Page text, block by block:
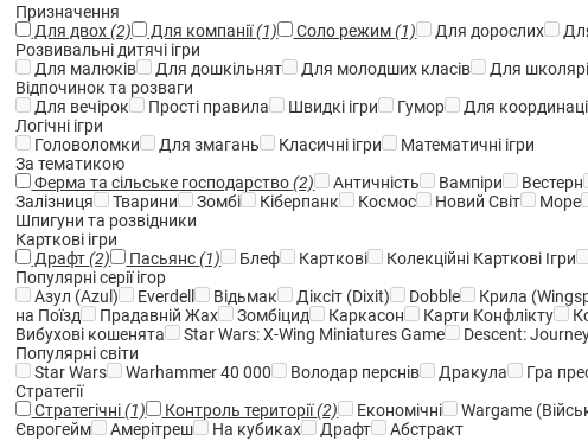
Призначення
Для двох(2) Для компанії(1) Соло режим(1) Для дорослих
Розвивальні дитячі ігри
Для малюків
Для дошкільнят Для молодших класів Для
Відпочинок та розваги
Для вечірок
Прості правила Швидкі ігри Гумор Для
Логічні ігри
Головоломки
Для змагань Класичні ігри
Математичні ігри
За тематикою
Ферма та сільське господарство(2) Античність Вампіри Вестерн
Залізниця
Тварини Зомбі Кіберпанк Космос Новий Світ Море
Шпигуни та розвідники
Карткові ігри
Драфт(2) Пасьянс(1) Блеф Карткові Колекційні Карткові Ігри
Популярні серії ігор
Азул (Azul)
Everdell Відьмак Діксіт (Dixit) Dobble Крила
на Поїзд
Прадавній Жах Зомбіцид Каркасон Карти Конфлікту
Вибухові кошенята
Star Wars: X-Wing Miniatures Game
Descent:
Популярні світи
Star Wars
Warhammer 40 000 Володар перснів Дракула Гра
Стратегії
Стратегічні(1) Контроль території(2) Економічні Wargame
Єврогейм
Амерітреш На кубиках Драфт
Абстракт